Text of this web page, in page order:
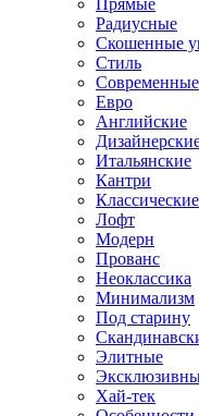
Радиусные
Скошенные
Стиль
Современные
Евро
Английские
Итальянские
Кантри
Классические
Лофт
Модерн
Прованс
Неоклассика
Минимализм
Под старину
Элитные
Хай-тек